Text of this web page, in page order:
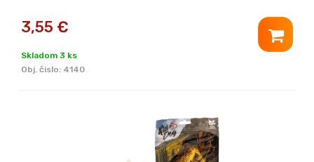
3,55 €
Skladom 3 ks
Obj. čislo: 4140